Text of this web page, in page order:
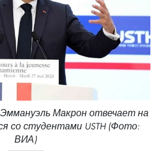
Макрон отвечает на
со студентами USTH (Фото:
ВИА)